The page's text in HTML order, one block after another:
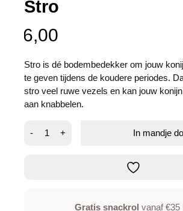
Stro
6,00
Stro is dé bodembedekker om jouw
te geven tijdens de koudere periodes.
stro veel ruwe vezels en kan jouw
aan knabbelen.
-
aantal
+ In mandje
Gratis snackrol vanaf €35